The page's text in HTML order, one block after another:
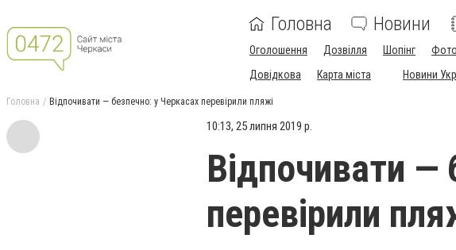
Головна Новини
Оголошення Дозвілля Шопінг
Довідкова
Карта міста Новини
Головна Відпочивати — безпечно: у Черкасах перевірили пляжі
10:13, 25 липня 2019 р.
Відпочивати —
перевірили